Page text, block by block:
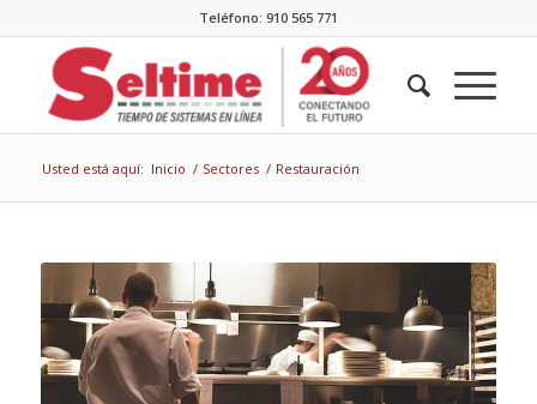
Teléfono: 910 565 771
Usted está aquí: Inicio / Sectores / Restauración